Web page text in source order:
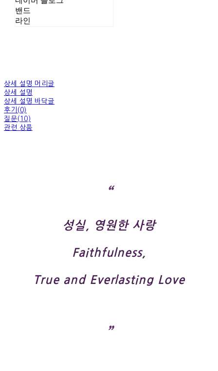
밴드
라인
상세 설명 머리글
상세 설명
상세 설명 바닥글
후기(0)
질문(10)
관련 상품
“
성실, 영원한 사랑
Faithfulness,
True and Everlasting Love
”